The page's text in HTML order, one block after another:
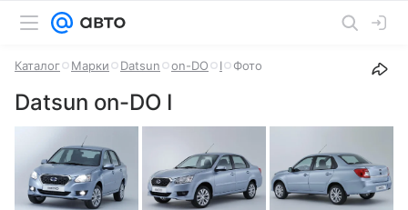
Каталог Марки Datsun on-DO I Фото
Datsun on-DO I